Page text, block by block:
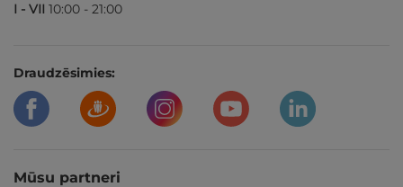
I - VII 10:00 - 21:00
Draudzēsimies:
Mūsu partneri